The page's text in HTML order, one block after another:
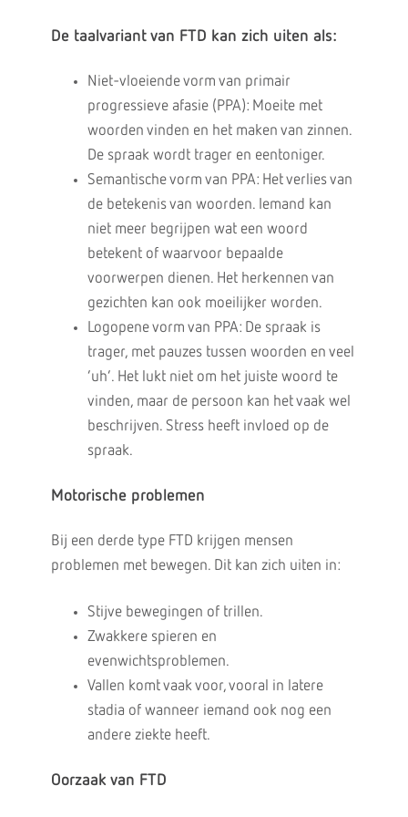
De taalvariant van FTD kan zich uiten als:
Niet-vloeiende vorm van primair
progressieve afasie (PPA): Moeite met
woorden vinden en het maken van zinnen.
De spraak wordt trager en eentoniger.
Semantische vorm van PPA: Het verlies van
de betekenis van woorden. Iemand kan
niet meer begrijpen wat een woord
betekent of waarvoor bepaalde
voorwerpen dienen. Het herkennen van
gezichten kan ook moeilijker worden.
Logopene vorm van PPA: De spraak is
trager, met pauzes tussen woorden en veel
‘uh’. Het lukt niet om het juiste woord te
vinden, maar de persoon kan het vaak wel
beschrijven. Stress heeft invloed op de
spraak.
Motorische problemen
Bij een derde type FTD krijgen mensen
problemen met bewegen. Dit kan zich uiten in:
Stijve bewegingen of trillen.
Zwakkere spieren en
evenwichtsproblemen.
Vallen komt vaak voor, vooral in latere
stadia of wanneer iemand ook nog een
andere ziekte heeft.
Oorzaak van FTD